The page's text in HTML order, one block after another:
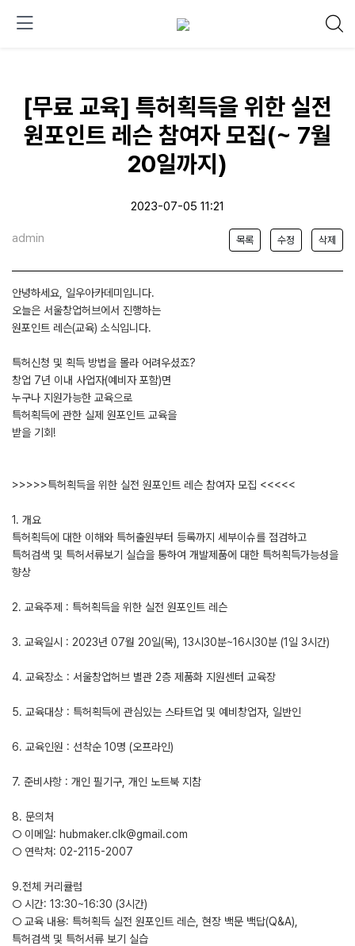
[무료 교육] 특허획득을 위한 실전
원포인트 레슨 참여자 모집(~ 7월
20일까지)
2023-07-05 11:21
admin 목록 수정 삭제
안녕하세요, 일우아카데미입니다.
오늘은 서울창업허브에서 진행하는
원포인트 레슨(교육) 소식입니다.
특허신청 및 획득 방법을 몰라 어려우셨죠?
창업 7년 이내 사업자(예비자 포함)면
누구나 지원가능한 교육으로
특허획득에 관한 실제 원포인트 교육을
받을 기회!
>>>>>특허획득을 위한 실전 원포인트 레슨 참여자 모집 <<<<<
1. 개요
특허획득에 대한 이해와 특허출원부터 등록까지 세부이슈를 점검하고
특허검색 및 특허서류보기 실습을 통하여 개발제품에 대한 특허획득가능성을
향상
2. 교육주제 : 특허획득을 위한 실전 원포인트 레슨
3. 교육일시 : 2023년 07월 20일(목), 13시30분~16시30분 (1일 3시간)
4. 교육장소 : 서울창업허브 별관 2층 제품화 지원센터 교육장
5. 교육대상 : 특허획득에 관심있는 스타트업 및 예비창업자, 일반인
6. 교육인원 : 선착순 10명 (오프라인)
7. 준비사항 : 개인 필기구, 개인 노트북 지참
8. 문의처
○ 이메일: hubmaker.clk@gmail.com
○ 연락처: 02-2115-2007
9.전체 커리큘럼
○ 시간: 13:30~16:30 (3시간)
○ 교육 내용: 특허획득 실전 원포인트 레슨, 현장 백문 백답(Q&A),
특허검색 및 특허서류 보기 실습